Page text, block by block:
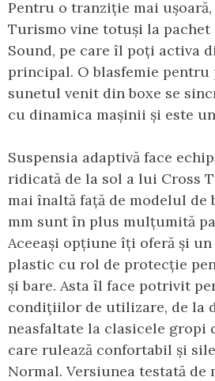
Pentru o tranziție mai ușoară,
Turismo vine totuși la
Sound, pe care îl poți activa
principal. O blasfemie pentru
sunetul venit din boxe se
cu dinamica mașinii și este
Suspensia adaptivă face
ridicată de la sol a lui Cross
mai înaltă față de modelul de
mm sunt în plus mulțumită
Aceeași opțiune îți oferă și
plastic cu rol de protecție
și bare. Asta îl face potrivit
condițiilor de utilizare, de la
neasfaltate la clasicele gropi
care rulează confortabil și
Normal. Versiunea testată de